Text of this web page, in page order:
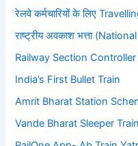
रेलवे कर्मचारियों के लिए
राष्ट्रीय अवकाश भत्ता
Railway Section
India’s First Bullet Train
Amrit Bharat Station
Vande Bharat Sleeper